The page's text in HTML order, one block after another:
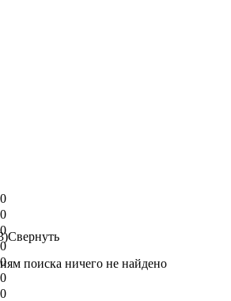
Свернуть
поиска ничего не найдено